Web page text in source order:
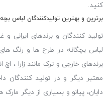
کنید.
برترین و بهترین تولیدکنندگان لباس
تولید کنندگان و برندهای ایرانی
لباس بچگانه در طرح ها و رنگ
برندهای خارجی و ترک مانند زارا ،
معتبر دیگر و در تولید کنندگان
دایان، پیانو و بسیاری از دیگر